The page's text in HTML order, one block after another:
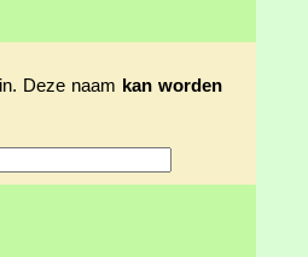
Deze naam kan worden